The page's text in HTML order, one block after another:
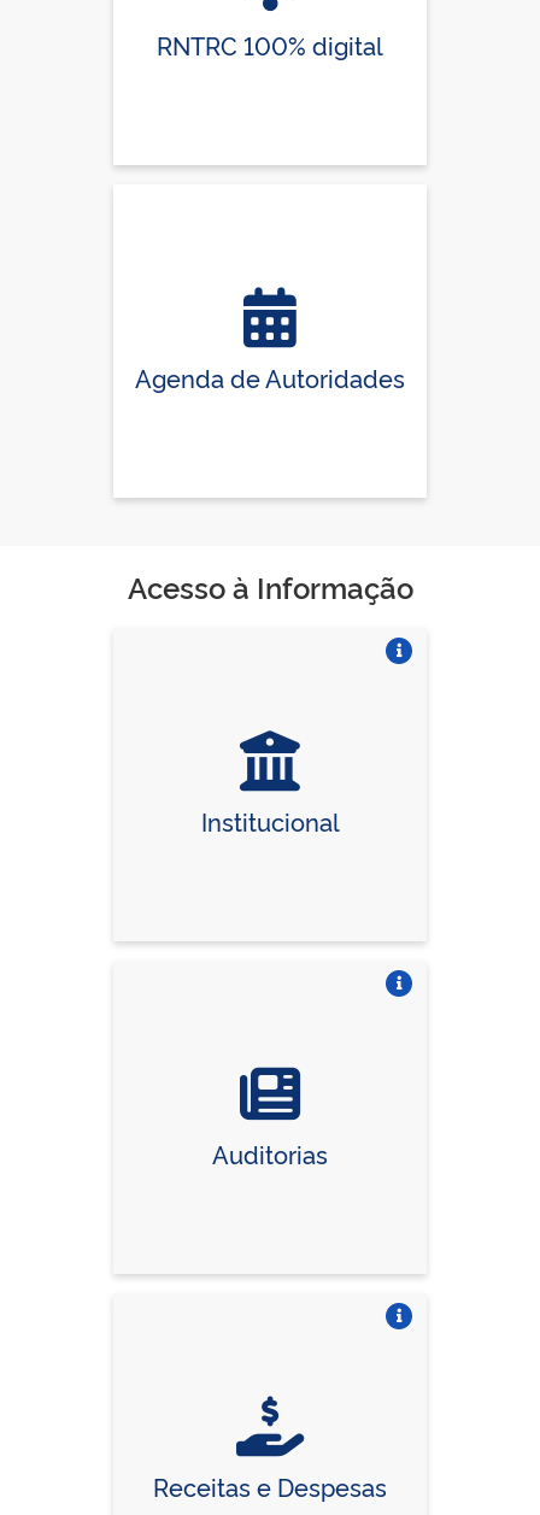
RNTRC 100% digital
Agenda de Autoridades
Acesso à Informação
Institucional
Auditorias
Receitas e Despesas